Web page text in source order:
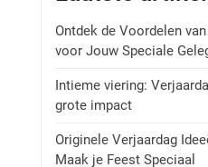
Ontdek de Voordelen
voor Jouw Speciale
Intieme viering:
grote impact
Originele Verjaardag
Maak je Feest Speciaal